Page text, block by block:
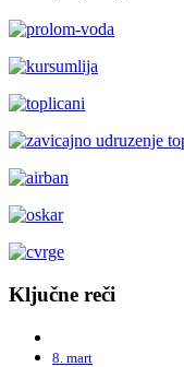
Ključne reči
8. mart